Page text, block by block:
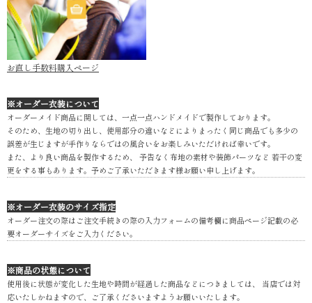
お直し手数料購入ページ
※オーダー衣装について
オーダーメイド商品に関しては、一点一点ハンドメイドで製作しております。
そのため、生地の切り出し、使用部分の違いなどによりまったく同じ商品でも多少の
誤差が生じますが手作りならではの風合いをお楽しみいただければ幸いです。
また、より良い商品を製作するため、 予告なく布地の素材や装飾パーツなど 若干の変
更をする事もあります。予めご了承いただきます様お願い申し上げます。
※オーダー衣装のサイズ指定
オーダー注文の際はご注文手続きの際の入力フォームの備考欄に商品ページ記載の必
要オーダーサイズをご入力ください。
※商品の状態について
使用後に状態が変化した生地や時間が経過した商品などにつきましては、 当店では対
応いたしかねますので、ご了承くださいますようお願いいたします。